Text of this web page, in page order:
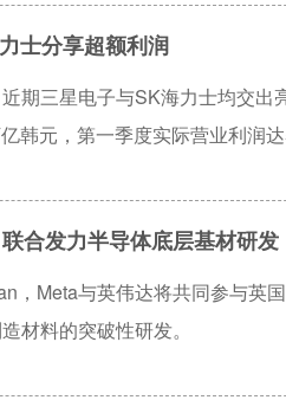
士分享超额利润
期三星电子与SK海力士均交
韩元‌，第一季度实际营业利润
营业利润率高达72%，连续四
布相关财报。
合发力半导体底层基材研发
，Meta与英伟达将共同参与英
材料的突破性研发。